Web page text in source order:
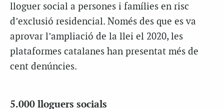
lloguer social a persones i famílies en risc
d’exclusió residencial. Només des que es va
aprovar l’ampliació de la llei el 2020, les
plataformes catalanes han presentat més de
cent denúncies.
5.000 lloguers socials